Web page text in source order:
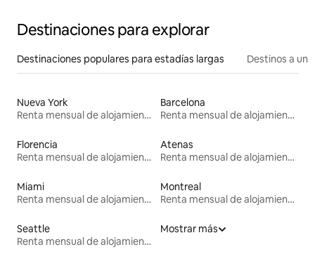
Destinaciones para explorar
Destinaciones populares para estadías largas Destinos a un
Nueva York
Renta mensual de alojamientos
Barcelona
Renta mensual de alojamientos
Florencia
Renta mensual de alojamientos
Atenas
Renta mensual de alojamientos
Miami
Renta mensual de alojamientos
Montreal
Renta mensual de alojamientos
Seattle
Renta mensual de alojamientos
Mostrar más